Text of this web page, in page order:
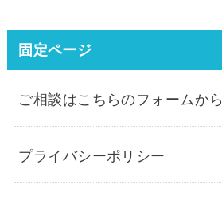
固定ページ
ご相談はこちらのフォームから
プライバシーポリシー